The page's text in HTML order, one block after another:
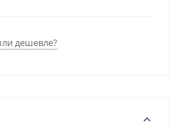
дешевле?